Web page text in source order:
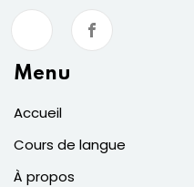
Menu
Accueil
Cours de langue
À propos